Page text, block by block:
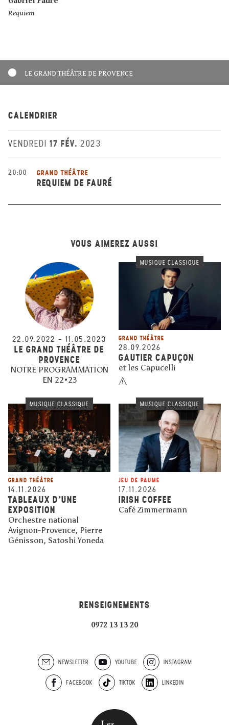
Requiem
LE GRAND THÉÂTRE DE PROVENCE
CALENDRIER
VENDREDI 17 FÉV. 2023
20:00 GRAND THÉÂTRE
REQUIEM DE FAURÉ
VOUS AIMEREZ AUSSI
22.09.2022 – 11.05.2023
LE GRAND THÉÂTRE DE
PROVENCE
NOTRE PROGRAMMATION
EN 22•23
MUSIQUE CLASSIQUE
GRAND THÉÂTRE
28.09.2026
GAUTIER CAPUÇON
et les Capucelli
MUSIQUE CLASSIQUE
GRAND THÉÂTRE
14.11.2026
TABLEAUX D'UNE
EXPOSITION
Orchestre national
Avignon-Provence, Pierre
Génisson, Satoshi Yoneda
MUSIQUE CLASSIQUE
JEU DE PAUME
17.11.2026
IRISH COFFEE
Café Zimmermann
RENSEIGNEMENTS
0972 13 13 20
NEWSLETTER YOUTUBE INSTAGRAM
FACEBOOK TIKTOK LINKEDIN